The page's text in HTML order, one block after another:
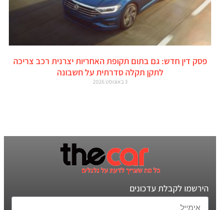
פסק דין חדש: גם בתום תקופת האחריות יצרנית רכב צריכה
לתקן תקלה סדרתית על חשבונה
3 באוגוסט 2026
הירשמו לקבלת עדכונים